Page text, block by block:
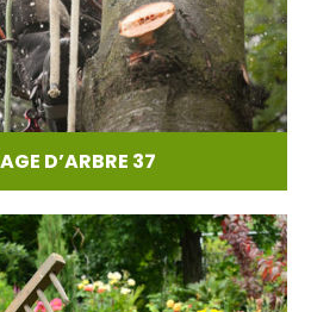
D’ARBRE 37